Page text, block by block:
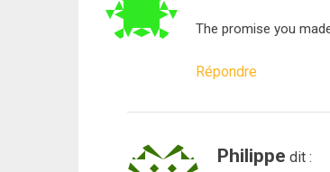
The promise you
Répondre
Philippe dit :